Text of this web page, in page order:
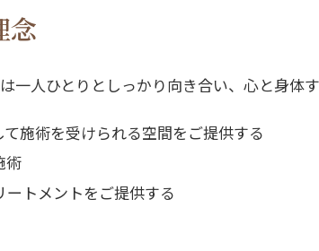
念
一人ひとりとしっかり向き合い、心と身体
施術を受けられる空間をご提供する
術
トメントをご提供する